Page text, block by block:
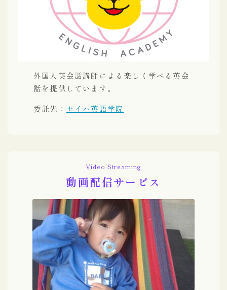
外国人英会話講師による楽しく学べる英会
話を提供しています。
委託先： セイハ英語学院
Video Streaming
動画配信サービス